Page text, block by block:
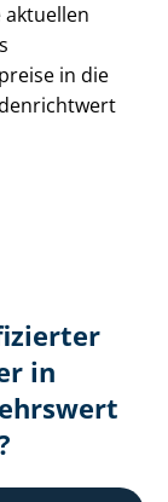
aktuellen
in die
in